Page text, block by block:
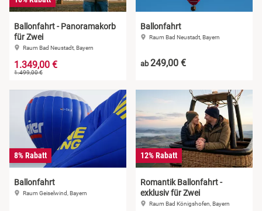
Ballonfahrt - Panoramakorb
für Zwei
Raum Bad Neustadt, Bayern
1.349,00 €
1.499,00 €
Ballonfahrt
Raum Bad Neustadt, Bayern
ab249,00 €
8% Rabatt
Ballonfahrt
Raum Geiselwind, Bayern
12% Rabatt
Romantik Ballonfahrt -
exklusiv für Zwei
Raum Bad Königshofen, Bayern